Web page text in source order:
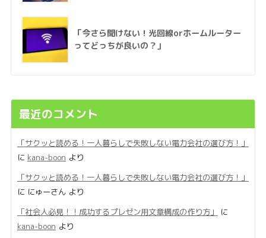
「今さら聞けない！光回線orホームルーター
ってどっちが良いの？」
最近のコメント
「サクッと読める！一人暮らしで失敗しない電力会社の選び方！」
に kana-boon より
「サクッと読める！一人暮らしで失敗しない電力会社の選び方！」
に にゅーさんより
「社会人必見！！成功するプレゼン用文章構成の作り方」
に
kana-boon より